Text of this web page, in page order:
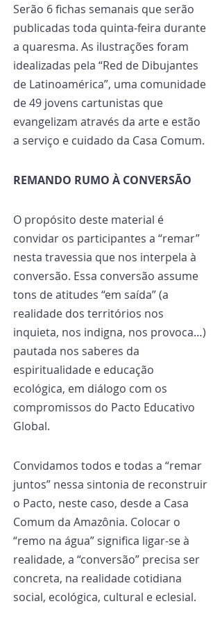
Serão 6 fichas semanais que serão
publicadas toda quinta-feira durante
a quaresma. As ilustrações foram
idealizadas pela “Red de Dibujantes
de Latinoamérica”, uma comunidade
de 49 jovens cartunistas que
evangelizam através da arte e estão
a serviço e cuidado da Casa Comum.
REMANDO RUMO À CONVERSÃO
O propósito deste material é
convidar os participantes a “remar”
nesta travessia que nos interpela à
conversão. Essa conversão assume
tons de atitudes “em saída” (a
realidade dos territórios nos
inquieta, nos indigna, nos provoca…)
pautada nos saberes da
espiritualidade e educação
ecológica, em diálogo com os
compromissos do Pacto Educativo
Global.
Convidamos todos e todas a “remar
juntos” nessa sintonia de reconstruir
o Pacto, neste caso, desde a Casa
Comum da Amazônia. Colocar o
“remo na água” significa ligar-se à
realidade, a “conversão” precisa ser
concreta, na realidade cotidiana
social, ecológica, cultural e eclesial.